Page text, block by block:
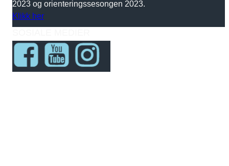
2023 og orienteringssesongen 2023.
Klikk her